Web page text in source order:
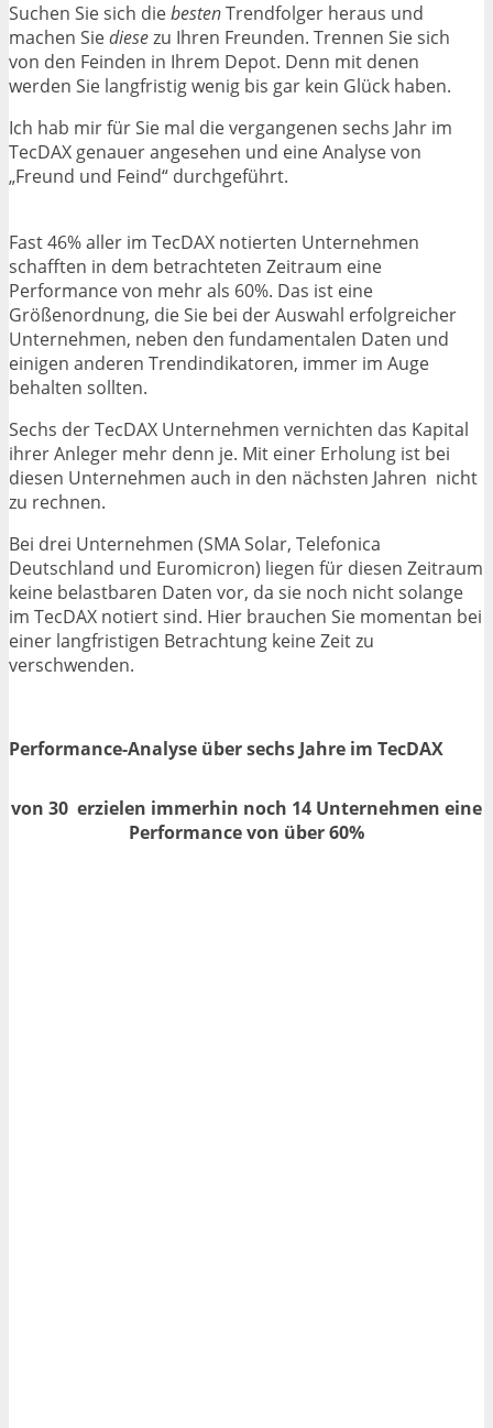
Suchen Sie sich diebestenTrendfolger heraus und
machen Siediesezu Ihren Freunden. Trennen Sie sich
von den Feinden in Ihrem Depot. Denn mit denen
werden Sie langfristig wenig bis gar kein Glück haben.
Ich hab mir für Sie mal die vergangenen sechs Jahr im
TecDAX genauer angesehen und eine Analyse von
„Freund und Feind“ durchgeführt.
Fast 46% aller im TecDAX notierten Unternehmen
schafften in dem betrachteten Zeitraum eine
Performance von mehr als 60%. Das ist eine
Größenordnung, die Sie bei der Auswahl erfolgreicher
Unternehmen, neben den fundamentalen Daten und
einigen anderen Trendindikatoren, immer im Auge
behalten sollten.
Sechs der TecDAX Unternehmen vernichten das Kapital
ihrer Anleger mehr denn je. Mit einer Erholung ist bei
diesen Unternehmen auch in den nächsten Jahren nicht
zu rechnen.
Bei drei Unternehmen (SMA Solar, Telefonica
Deutschland und Euromicron) liegen für diesen Zeitraum
keine belastbaren Daten vor, da sie noch nicht solange
im TecDAX notiert sind. Hier brauchen Sie momentan bei
einer langfristigen Betrachtung keine Zeit zu
verschwenden.
Performance-Analyse über sechs Jahre im TecDAX
von 30 erzielen immerhin noch 14 Unternehmen eine
Performance von über 60%